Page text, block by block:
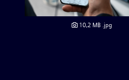
10,2 MB .jpg